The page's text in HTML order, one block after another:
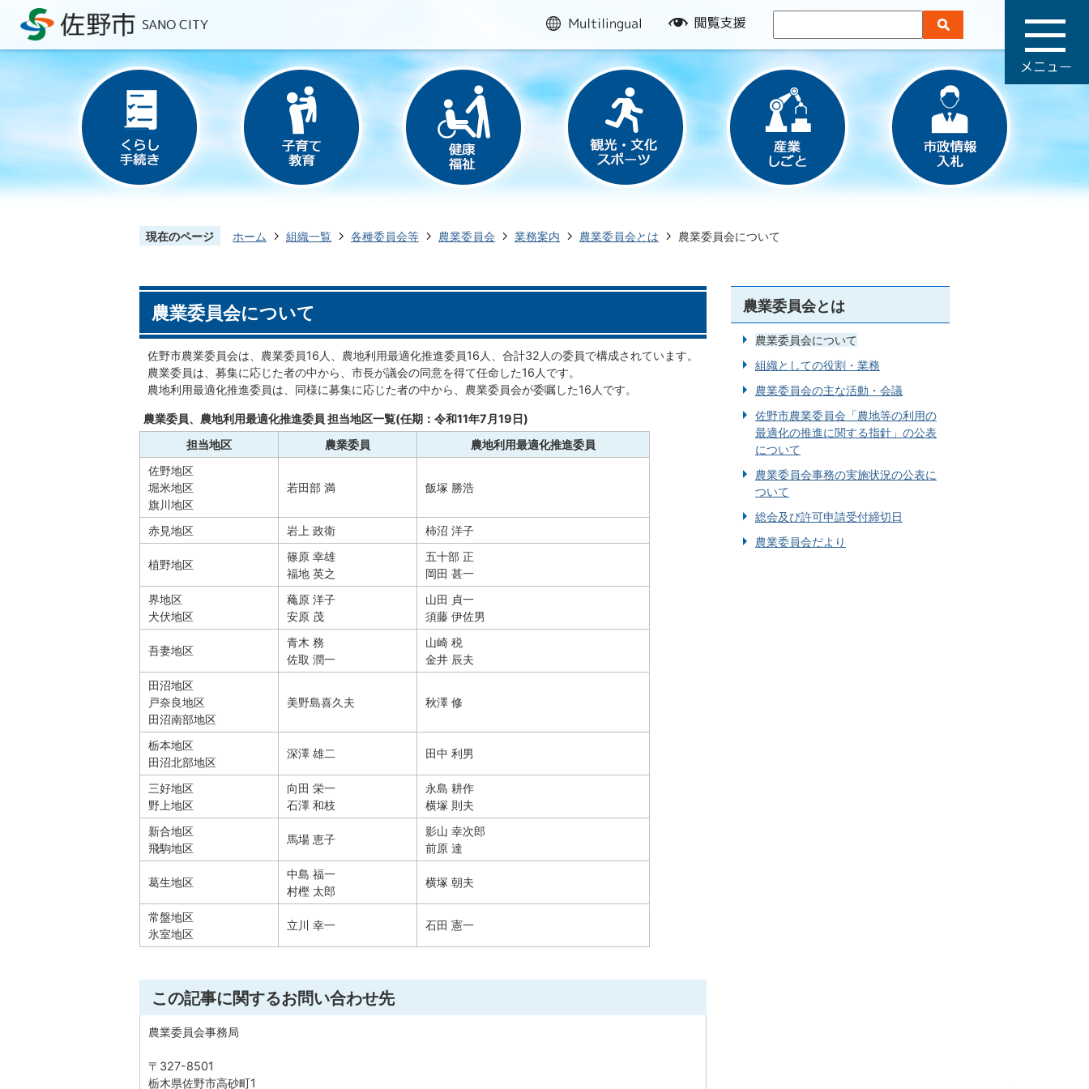
multilingual
閲
援
現在のページ ホーム 組織一覧 各種委員会等 農業委員会 業務案内 農業委員会とは 農業委員会について
農業委員会について
佐野市農業委員会は、農業委員16人、農地利用最適化推進委員16人、合計32人の委員で構成されています。
農業委員は、募集に応じた者の中から、市長が議会の同意を得て任命した16人です。
農地利用最適化推進委員は、同様に募集に応じた者の中から、農業委員会が委嘱した16人です。
農業委員、農地利用最適化推進委員 担当地区一覧(任期：令和11年7月19日)
担当地区
農業委員
農地利用最適化推進委員
佐野地区
堀米地区
旗川地区
若田部 満 飯塚 勝浩
赤見地区 岩上 政衛 柿沼 洋子
植野地区
篠原 幸雄
福地 英之
五十部 正
岡田 甚一
界地区
犬伏地区
蘒原 洋子
安原 茂
山田 貞一
須藤 伊佐男
吾妻地区
青木 務
佐取 潤一
山崎 税
金井 辰夫
田沼地区
戸奈良地区
田沼南部地区
美野島喜久夫 秋澤 修
栃本地区
田沼北部地区
深澤 雄二 田中 利男
三好地区
野上地区
向田 栄一
石澤 和枝
永島 耕作
横塚 則夫
新合地区
飛駒地区
馬場 恵子
影山 幸次郎
前原 達
葛生地区
中島 福一
村樫 太郎
横塚 朝夫
常盤地区
氷室地区
立川 幸一 石田 憲一
この記事に関するお問い合わせ先
農業委員会事務局
〒327-8501
栃木県佐野市高砂町1
農業委員会とは
農業委員会について
組織としての役割・業務
農業委員会の主な活動・会議
佐野市農業委員会「農地等の利用の
最適化の推進に関する指針」の公表
について
農業委員会事務の実施状況の公表に
ついて
総会及び許可申請受付締切日
農業委員会だより